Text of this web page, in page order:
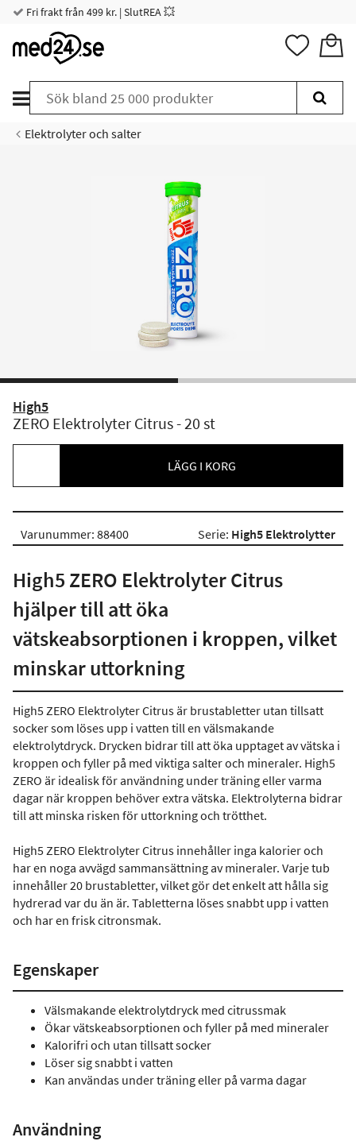
Fri frakt från 499 kr. | SlutREA 💥
Elektrolyter och salter
High5
ZERO Elektrolyter Citrus - 20 st
LÄGG I KORG
Varunummer: 88400 Serie: High5 Elektrolytter
High5 ZERO Elektrolyter Citrus
hjälper till att öka
vätskeabsorptionen i kroppen, vilket
minskar uttorkning
High5 ZERO Elektrolyter Citrus är brustabletter utan tillsatt
socker som löses upp i vatten till en välsmakande
elektrolytdryck. Drycken bidrar till att öka upptaget av vätska i
kroppen och fyller på med viktiga salter och mineraler. High5
ZERO är idealisk för användning under träning eller varma
dagar när kroppen behöver extra vätska. Elektrolyterna bidrar
till att minska risken för uttorkning och trötthet.
High5 ZERO Elektrolyter Citrus innehåller inga kalorier och
har en noga avvägd sammansättning av mineraler. Varje tub
innehåller 20 brustabletter, vilket gör det enkelt att hålla sig
hydrerad var du än är. Tabletterna löses snabbt upp i vatten
och har en frisk citronsmak.
Egenskaper
Välsmakande elektrolytdryck med citrussmak
Ökar vätskeabsorptionen och fyller på med mineraler
Kalorifri och utan tillsatt socker
Löser sig snabbt i vatten
Kan användas under träning eller på varma dagar
Användning